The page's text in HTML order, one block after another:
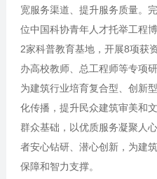
宽服务渠道、提升服务质量。
位中国科协青年人才托举工程
2家科普教育基地，开展8项获
办高校教师、总工程师等专项
为建筑行业培育复合型、创新
化传播，提升民众建筑审美和
群众基础，以优质服务凝聚人
者安心钻研、潜心创新，为建
保障和智力支撑。